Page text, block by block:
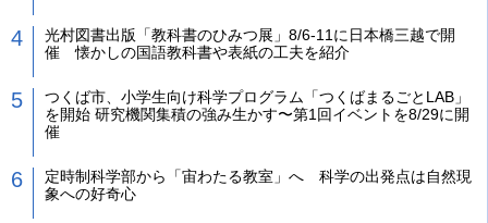
光村図書出版「教科書のひみつ展」8/6-11に日本橋三越で開
催 懐かしの国語教科書や表紙の工夫を紹介
つくば市、小学生向け科学プログラム「つくばまるごとLAB」
を開始 研究機関集積の強み生かす〜第1回イベントを8/29に開
催
定時制科学部から「宙わたる教室」へ 科学の出発点は自然現
象への好奇心